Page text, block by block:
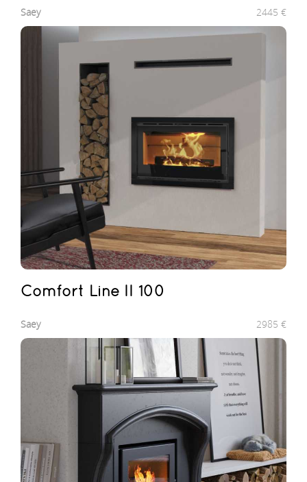
Saey 2445 €
Comfort Line II 100
Saey 2985 €